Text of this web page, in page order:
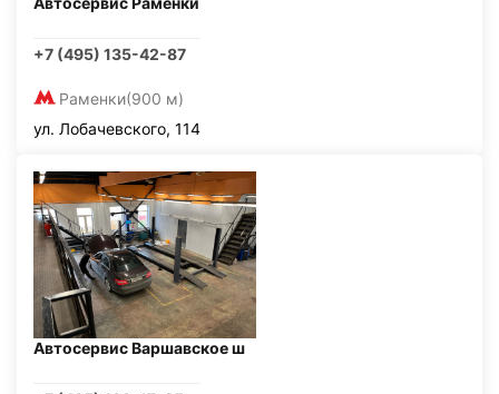
+7 (495) 135-42-87
Раменки(900 м)
ул. Лобачевского, 114
Автосервис Варшавское ш